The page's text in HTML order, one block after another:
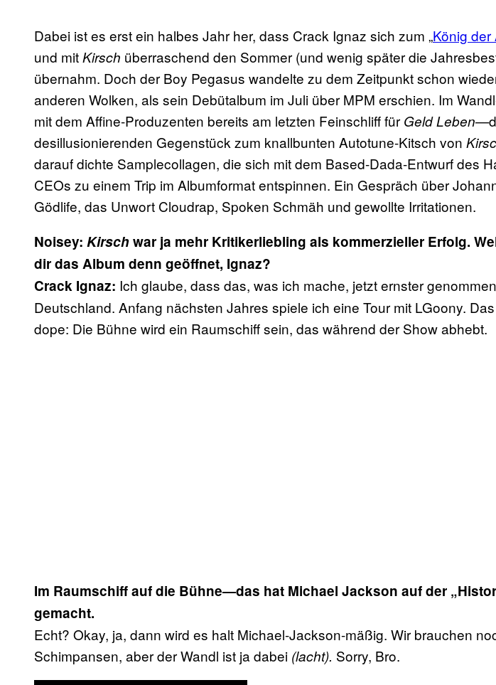
Dabei ist es erst ein halbes Jahr her, dass Crack Ignaz sich zum „König der
und mitKirsch überraschend den Sommer (und wenig später die
übernahm. Doch der Boy Pegasus wandelte zu dem Zeitpunkt schon
anderen Wolken, als sein Debütalbum im Juli über MPM erschien. Im
mit dem Affine-Produzenten bereits am letzten Feinschliff für Geld Leben—
desillusionierenden Gegenstück zum knallbunten Autotune-Kitsch von
darauf dichte Samplecollagen, die sich mit dem Based-Dada-Entwurf des
CEOs zu einem Trip im Albumformat entspinnen. Ein Gespräch über
Gödlife, das Unwort Cloudrap, Spoken Schmäh und gewollte Irritationen.
Noisey: Kirschwar ja mehr Kritikerliebling als kommerzieller Erfolg.
dir das Album denn geöffnet, Ignaz?
Crack Ignaz: Ich glaube, dass das, was ich mache, jetzt ernster
Deutschland. Anfang nächsten Jahres spiele ich eine Tour mit LGoony.
dope: Die Bühne wird ein Raumschiff sein, das während der Show abhebt.
Im Raumschiff auf die Bühne—das hat Michael Jackson auf der
gemacht.
Echt? Okay, ja, dann wird es halt Michael-Jackson-mäßig. Wir brauchen
Schimpansen, aber der Wandl ist ja dabei (lacht). Sorry, Bro.